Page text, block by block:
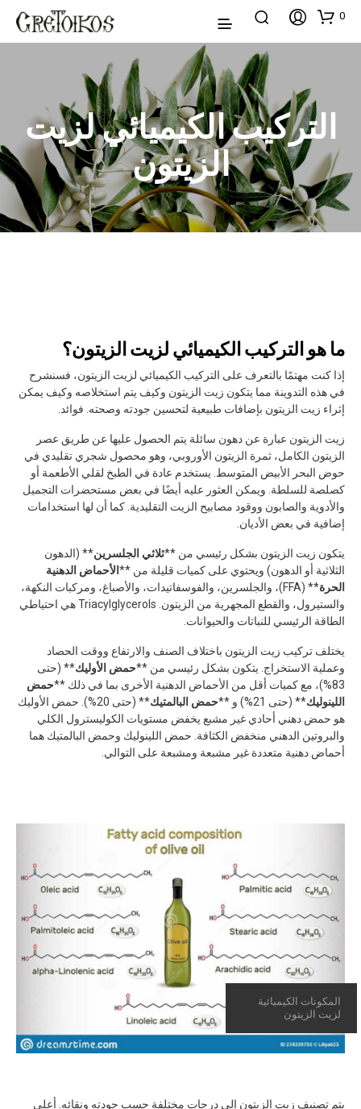
0
التركيب الكيميائي لزيت
الزيتون
ما هو التركيب الكيميائي لزيت الزيتون؟
إذا كنت مهتمًا بالتعرف على التركيب الكيميائي لزيت الزيتون، فسنشرح
في هذه التدوينة مما يتكون زيت الزيتون وكيف يتم استخلاصه وكيف يمكن
إثراء زيت الزيتون بإضافات طبيعية لتحسين جودته وصحته. فوائد.
زيت الزيتون عبارة عن دهون سائلة يتم الحصول عليها عن طريق عصر
الزيتون الكامل، ثمرة الزيتون الأوروبي، وهو محصول شجري تقليدي في
حوض البحر الأبيض المتوسط. يستخدم عادة في الطبخ لقلي الأطعمة أو
كصلصة للسلطة. ويمكن العثور عليه أيضًا في بعض مستحضرات التجميل
والأدوية والصابون ووقود مصابيح الزيت التقليدية. كما أن لها استخدامات
إضافية في بعض الأديان.
يتكون زيت الزيتون بشكل رئيسي من **ثلاثي الجلسرين** (الدهون
الثلاثية أو الدهون) ويحتوي على كميات قليلة من ** الأحماض الدهنية
الحرة
** (FFA)، والجلسرين، والفوسفاتيدات، والأصباغ، ومركبات النكهة،
والستيرول، والقطع المجهرية من الزيتون. Triacylglycerols هي احتياطي
الطاقة الرئيسي للنباتات والحيوانات.
يختلف تركيب زيت الزيتون باختلاف الصنف والارتفاع ووقت الحصاد
وعملية الاستخراج. يتكون بشكل رئيسي من **حمض الأوليك** (حتى
83%)، مع كميات أقل من الأحماض الدهنية الأخرى بما في ذلك **
حمض
اللينوليك** (حتى 21%) و ** حمض البالمتيك
** (حتى 20%). حمض الأوليك
هو حمض دهني أحادي غير مشبع يخفض مستويات الكوليسترول الكلي
والبروتين الدهني منخفض الكثافة. حمض اللينوليك وحمض البالمتيك هما
أحماض دهنية متعددة غير مشبعة ومشبعة على التوالي.
المكونات الكيميائية
لزيت الزيتون
يتم تصنيف زيت الزيتون إلى درجات مختلفة حسب جودته ونقائه. أعلى